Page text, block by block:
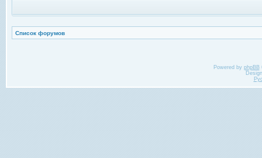
Список форумов
Powered by phpBB